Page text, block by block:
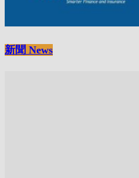
新聞 News